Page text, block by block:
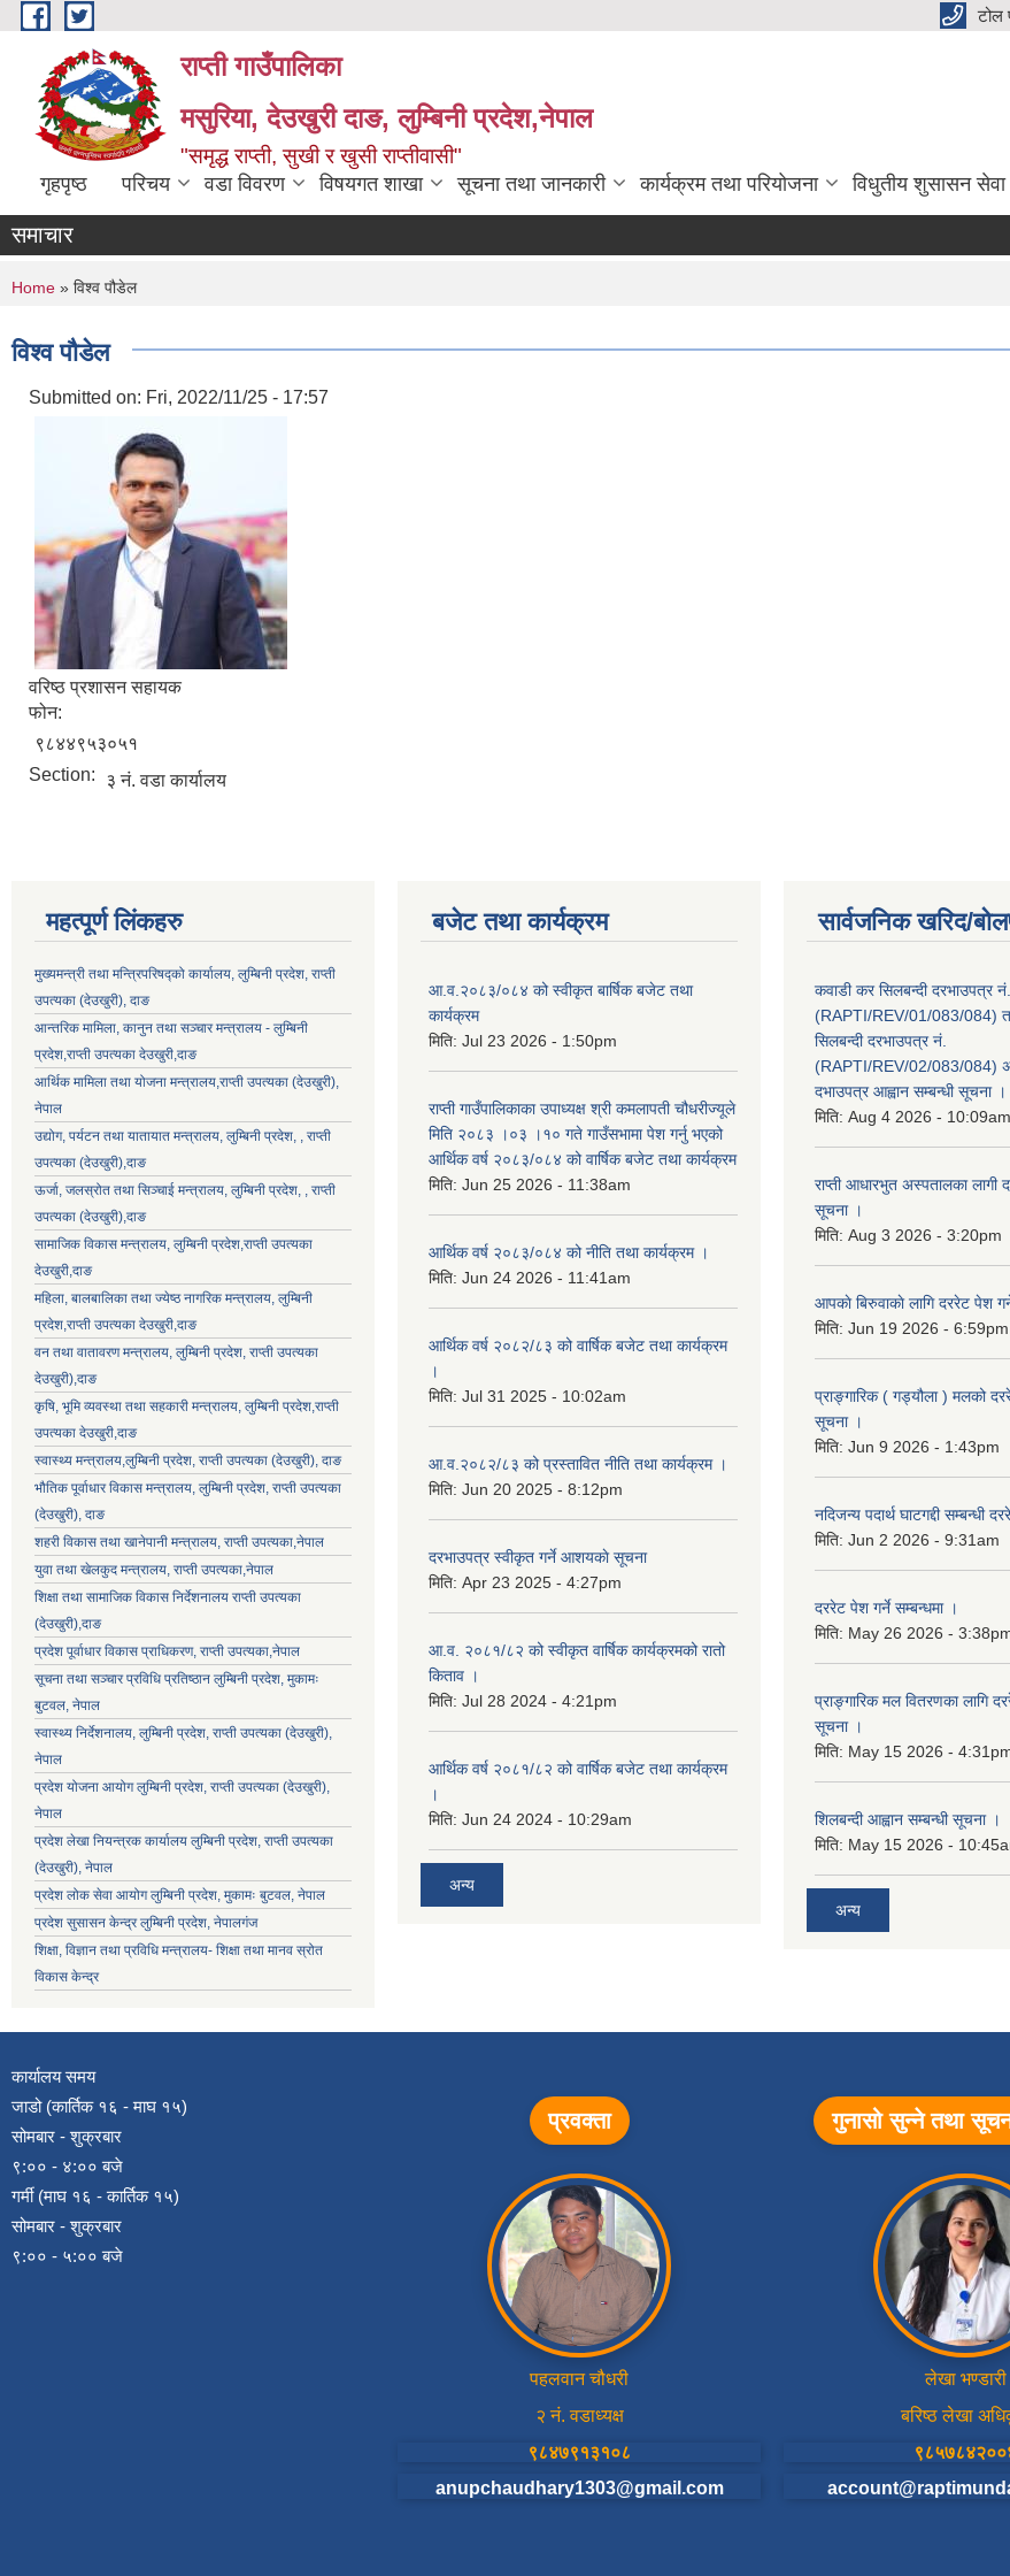
Skip to main content टोल
राप्ती गाउँपालिका
मसुरिया, देउखुरी दाङ, लुम्बिनी प्रदेश,नेपाल
"समृद्ध राप्ती, सुखी र खुसी राप्तीवासी"
गृहपृष्ठ परिचय वडा विवरण विषयगत शाखा सूचना तथा जानकारी कार्यक्रम तथा परियोजना विधुतीय शुसासन सेवा
समाचार
You are here
Home » विश्व पौडेल
विश्व पौडेल
Submitted on: Fri, 2022/11/25 - 17:57
वरिष्ठ प्रशासन सहायक
फोन:
९८४४९५३०५१
Section:
३ नं. वडा कार्यालय
महत्पूर्ण लिंकहरु
मुख्यमन्त्री तथा मन्त्रिपरिषद्को कार्यालय, लुम्बिनी प्रदेश, राप्ती
उपत्यका (देउखुरी), दाङ
आन्तरिक मामिला, कानुन तथा सञ्चार मन्त्रालय - लुम्बिनी
प्रदेश,राप्ती उपत्यका देउखुरी,दाङ
आर्थिक मामिला तथा योजना मन्त्रालय,राप्ती उपत्यका (देउखुरी),
नेपाल
उद्योग, पर्यटन तथा यातायात मन्त्रालय, लुम्बिनी प्रदेश, , राप्ती
उपत्यका (देउखुरी),दाङ
ऊर्जा, जलस्रोत तथा सिञ्चाई मन्त्रालय, लुम्बिनी प्रदेश, , राप्ती
उपत्यका (देउखुरी),दाङ
सामाजिक विकास मन्‍‍त्रालय, लुम्बिनी प्रदेश,राप्ती उपत्यका
देउखुरी,दाङ
महिला, बालबालिका तथा ज्येष्ठ नागरिक मन्त्रालय, लुम्बिनी
प्रदेश,राप्ती उपत्यका देउखुरी,दाङ
वन तथा वातावरण मन्त्रालय, लुम्बिनी प्रदेश, राप्ती उपत्यका
देउखुरी),दाङ
कृषि, भूमि व्यवस्था तथा सहकारी मन्त्रालय, लुम्बिनी प्रदेश,राप्ती
उपत्यका देउखुरी,दाङ
स्वास्थ्य मन्त्रालय,लुम्बिनी प्रदेश, राप्ती उपत्यका (देउखुरी), दाङ
भौतिक पूर्वाधार विकास मन्त्रालय, लुम्बिनी प्रदेश, राप्ती उपत्यका
(देउखुरी), दाङ
शहरी विकास तथा खानेपानी मन्त्रालय, राप्ती उपत्यका,नेपाल
युवा तथा खेलकुद मन्त्रालय, राप्ती उपत्यका,नेपाल
शिक्षा तथा सामाजिक विकास निर्देशनालय राप्ती उपत्यका
(देउखुरी),दाङ
प्रदेश पूर्वाधार विकास प्राधिकरण, राप्ती उपत्यका,नेपाल
सूचना तथा सञ्चार प्रविधि प्रतिष्ठान लुम्बिनी प्रदेश, मुकामः
बुटवल, नेपाल
स्वास्थ्य निर्देशनालय, लुम्बिनी प्रदेश, राप्ती उपत्यका (देउखुरी),
नेपाल
प्रदेश योजना आयोग लुम्बिनी प्रदेश, राप्ती उपत्यका (देउखुरी),
नेपाल
प्रदेश लेखा नियन्त्रक कार्यालय लुम्बिनी प्रदेश, राप्ती उपत्यका
(देउखुरी), नेपाल
प्रदेश लोक सेवा आयोग लुम्बिनी प्रदेश, मुकामः बुटवल, नेपाल
प्रदेश सुसासन केन्द्र लुम्बिनी प्रदेश, नेपालगंज
शिक्षा, विज्ञान तथा प्रविधि मन्त्रालय- शिक्षा तथा मानव स्रोत
विकास केन्द्र
बजेट तथा कार्यक्रम
आ.व.२०८३/०८४ को स्वीकृत बार्षिक बजेट तथा
कार्यक्रम
मिति: Jul 23 2026 - 1:50pm
राप्ती गाउँपालिकाका उपाध्यक्ष श्री कमलापती चौधरीज्यूले
मिति २०८३ ।०३ ।१० गते गाउँसभामा पेश गर्नु भएको
आर्थिक वर्ष २०८३/०८४ को वार्षिक बजेट तथा कार्यक्रम
मिति: Jun 25 2026 - 11:38am
आर्थिक वर्ष २०८३/०८४ को नीति तथा कार्यक्रम ।
मिति: Jun 24 2026 - 11:41am
आर्थिक वर्ष २०८२/८३ को वार्षिक बजेट तथा कार्यक्रम
।
मिति: Jul 31 2025 - 10:02am
आ.व.२०८२/८३ को प्रस्तावित नीति तथा कार्यक्रम ।
मिति: Jun 20 2025 - 8:12pm
दरभाउपत्र स्वीकृत गर्ने आशयकाे सूचना
मिति: Apr 23 2025 - 4:27pm
आ.व. २०८१/८२ को स्वीकृत वार्षिक कार्यक्रमको रातो
किताव ।
मिति: Jul 28 2024 - 4:21pm
आर्थिक वर्ष २०८१/८२ को वार्षिक बजेट तथा कार्यक्रम
।
मिति: Jun 24 2024 - 10:29am
अन्य
सार्वजनिक खरिद/
कवाडी कर सिलबन्दी दरभाउपत्र नं.
(RAPTI/REV/01/083/084)
सिलबन्दी दरभाउपत्र नं.
(RAPTI/REV/02/083/084)
दभाउपत्र आह्वान सम्बन्धी सूचना ।
मिति: Aug 4 2026 - 10:09am
राप्ती आधारभुत अस्पतालका लागी
सूचना ।
मिति: Aug 3 2026 - 3:20pm
आपकाे बिरुवाकाे लागि दररेट पेश
मिति: Jun 19 2026 - 6:59pm
प्राङ्गारिक ( गड्यौला ) मलको
सूचना ।
मिति: Jun 9 2026 - 1:43pm
नदिजन्य पदार्थ घाटगद्दी सम्बन्धी
मिति: Jun 2 2026 - 9:31am
दररेट पेश गर्ने सम्बन्धमा ।
मिति: May 26 2026 -
प्राङ्गारिक मल वितरणका लागि
सूचना ।
मिति: May 15 2026 -
शिलबन्दी आह्वान सम्बन्धी सूचना ।
मिति: May 15 2026 -
अन्य
कार्यालय समय
जाडो (कार्तिक १६ - माघ १५)
सोमबार - शुक्रबार
९:०० - ४:०० बजे
गर्मी (माघ १६ - कार्तिक १५)
सोमबार - शुक्रबार
९:०० - ५:०० बजे
प्रवक्ता
पहलवान चौधरी
२ नं. वडाध्यक्ष
९८४७९१३१०८
anupchaudhary1303@gmail.com
गुनासो सुन्ने तथा
लेखा भण्डारी
बरिष्ठ लेखा